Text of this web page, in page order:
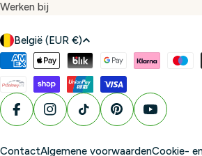
Werken bij
L
a
n
d
/
e
België (EUR €)
Betaalmethoden
FacebookInstagramTikTokPinterestYouTube
ContactAlgemene voorwaardenCookie-